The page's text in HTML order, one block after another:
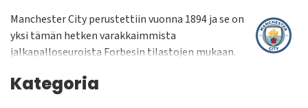
Manchester City perustettiin vuonna 1894 ja se on
yksi tämän hetken varakkaimmista
jalkapalloseuroista Forbesin tilastojen mukaan.
Etihad Stadiumilla jonne se muutti entiseltä
Kategoria